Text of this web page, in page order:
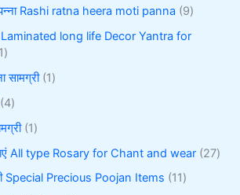
पन्ना Rashi ratna heera moti panna 9
Laminated long life Decor Yantra for
1
सामग्री 1
4
1
All type Rosary for Chant and wear 27
Special Precious Poojan Items 11